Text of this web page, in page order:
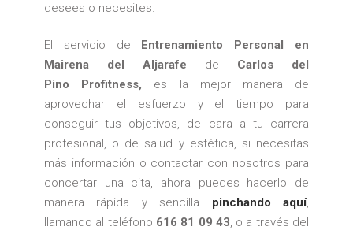
desees o necesites.
El servicio de Entrenamiento Personal en
Mairena del Aljarafe de Carlos del
Pino Profitness, es la mejor manera de
aprovechar el esfuerzo y el tiempo para
conseguir tus objetivos, de cara a tu carrera
profesional, o de salud y estética, si necesitas
más información o contactar con nosotros para
concertar una cita, ahora puedes hacerlo de
manera rápida y sencilla pinchando aquí,
llamando al teléfono 616 81 09 43, o a través del